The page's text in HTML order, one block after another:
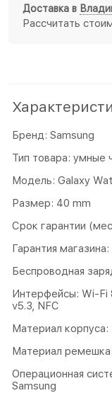
Доставка в
Рассчитать
Бренд: Samsung
Тип товара: умные
Модель: Galaxy
Размер: 40 mm
Срок гарантии
Гарантия магазина:
Беспроводная
Интерфейсы: Wi-Fi
v5.3, NFC
Материал
Материал
Операционная
Samsung